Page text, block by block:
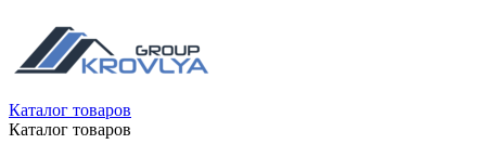
Каталог товаров
Каталог товаров